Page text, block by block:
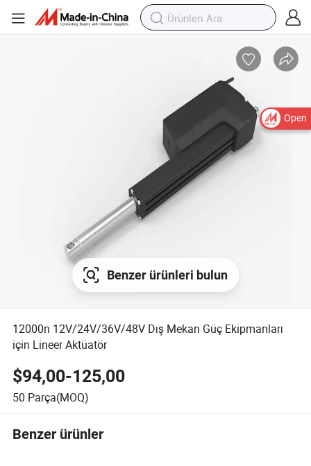
Open
Benzer ürünleri bulun
12000n 12V/24V/36V/48V Dış Mekan Güç Ekipmanları
için Lineer Aktüatör
$94,00-125,00
50 Parça(MOQ)
Benzer ürünler